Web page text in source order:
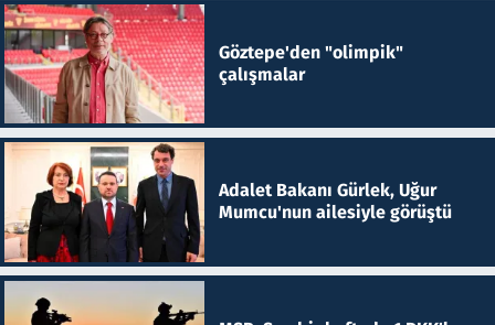
Göztepe'den "olimpik"
çalışmalar
Adalet Bakanı Gürlek, Uğur
Mumcu'nun ailesiyle görüştü